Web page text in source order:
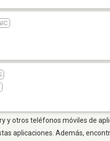
y otros teléfonos móviles de
aplicaciones. Además,